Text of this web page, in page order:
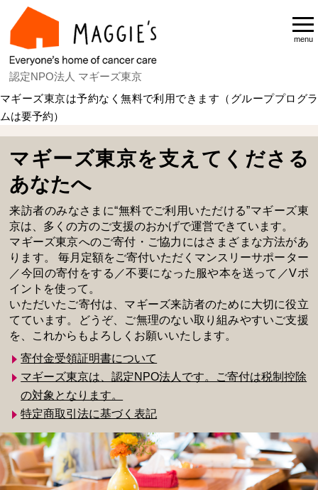
認定NPO法人 マギーズ東京
menu
マギーズ東京は予約なく無料で利用できます（グループプログラ
ムは要予約）
マギーズ東京を支えてくださる
あなたへ
来訪者のみなさまに“無料でご利用いただける”マギーズ東
京は、多くの方のご支援のおかげで運営できています。
マギーズ東京へのご寄付・ご協力にはさまざまな方法があ
ります。 毎月定額をご寄付いただくマンスリーサポーター
／今回の寄付をする／不要になった服や本を送って／Vポ
イントを使って。
いただいたご寄付は、マギーズ来訪者のために大切に役立
てています。どうぞ、ご無理のない取り組みやすいご支援
を、これからもよろしくお願いいたします。
寄付金受領証明書について
マギーズ東京は、認定NPO法人です。ご寄付は税制控除
の対象となります。
特定商取引法に基づく表記